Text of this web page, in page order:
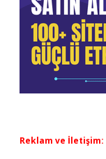
Reklam ve İletişim: